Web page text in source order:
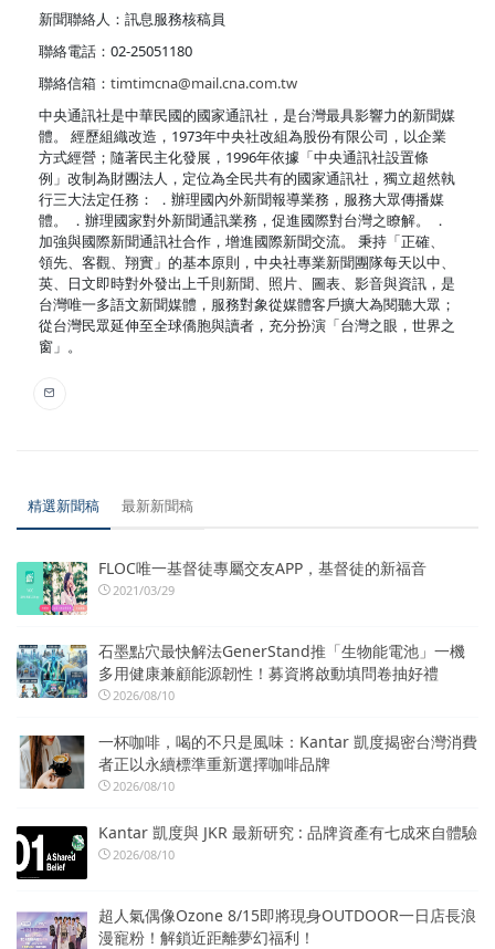
新聞聯絡人：訊息服務核稿員
聯絡電話：02-25051180
聯絡信箱： timtimcna@mail.cna.com.tw
中央通訊社是中華民國的國家通訊社，是台灣最具影響力的新聞媒
體。 經歷組織改造，1973年中央社改組為股份有限公司，以企業
方式經營；隨著民主化發展，1996年依據「中央通訊社設置條
例」改制為財團法人，定位為全民共有的國家通訊社，獨立超然執
行三大法定任務： ．辦理國內外新聞報導業務，服務大眾傳播媒
體。 ．辦理國家對外新聞通訊業務，促進國際對台灣之瞭解。 ．
加強與國際新聞通訊社合作，增進國際新聞交流。 秉持「正確、
領先、客觀、翔實」的基本原則，中央社專業新聞團隊每天以中、
英、日文即時對外發出上千則新聞、照片、圖表、影音與資訊，是
台灣唯一多語文新聞媒體，服務對象從媒體客戶擴大為閱聽大眾；
從台灣民眾延伸至全球僑胞與讀者，充分扮演「台灣之眼，世界之
窗」。
精選新聞稿 最新新聞稿
FLOC唯一基督徒專屬交友APP，基督徒的新福音
2021/03/29
石墨點穴最快解法GenerStand推「生物能電池」一機
多用健康兼顧能源韌性！募資將啟動填問卷抽好禮
2026/08/10
一杯咖啡，喝的不只是風味：Kantar 凱度揭密台灣消費
者正以永續標準重新選擇咖啡品牌
2026/08/10
Kantar 凱度與 JKR 最新研究 : 品牌資產有七成來自體驗
2026/08/10
超人氣偶像Ozone 8/15即將現身OUTDOOR一日店長浪
漫寵粉！解鎖近距離夢幻福利！